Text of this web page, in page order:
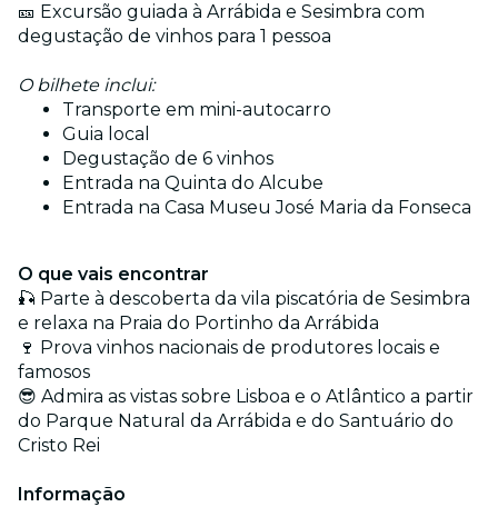
🎫 Excursão guiada à Arrábida e Sesimbra com
degustação de vinhos para 1 pessoa
O bilhete inclui:
Transporte em mini-autocarro
Guia local
Degustação de 6 vinhos
Entrada na Quinta do Alcube
Entrada na Casa Museu José Maria da Fonseca
O que vais encontrar
🎣 Parte à descoberta da vila piscatória de Sesimbra
e relaxa na Praia do Portinho da Arrábida
🍷 Prova vinhos nacionais de produtores locais e
famosos
😎 Admira as vistas sobre Lisboa e o Atlântico a partir
do Parque Natural da Arrábida e do Santuário do
Cristo Rei
Informação